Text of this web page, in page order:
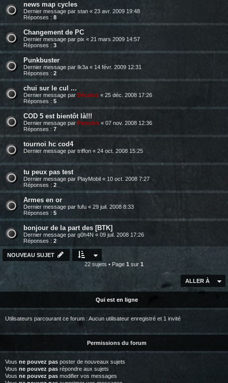
news map cycles
Dernier message par stan « 23 avr. 2009 19:48
Réponses : 8
Changement de PC
Dernier message par pix « 21 mars 2009 14:57
Réponses : 3
Punkbuster
Dernier message par Ik3a « 14 févr. 2009 12:31
Réponses : 2
chui sur le cul ...
Dernier message par Décalco « 25 déc. 2008 17:26
Réponses : 5
COD 5 est bientôt là!!!
Dernier message par Patoche « 07 nov. 2008 12:36
Réponses : 7
tournoi hc cod4
Dernier message par triffon « 24 oct. 2008 15:25
tu peux pas test
Dernier message par PlayMobil « 10 oct. 2008 7:27
Réponses : 2
Armes en or
Dernier message par fufu « 29 juil. 2008 8:33
Réponses : 5
bonjour de la part des [BTK]
Dernier message par g0h4N « 09 juil. 2008 17:26
Réponses : 2
NOUVEAU SUJET
22 sujets • Page 1 sur 1
ALLER À
Qui est en ligne
Utilisateurs parcourant ce forum : Aucun utilisateur enregistré et 1 invité
Permissions du forum
Vous ne pouvez pas poster de nouveaux sujets
Vous ne pouvez pas répondre aux sujets
Vous ne pouvez pas modifier vos messages